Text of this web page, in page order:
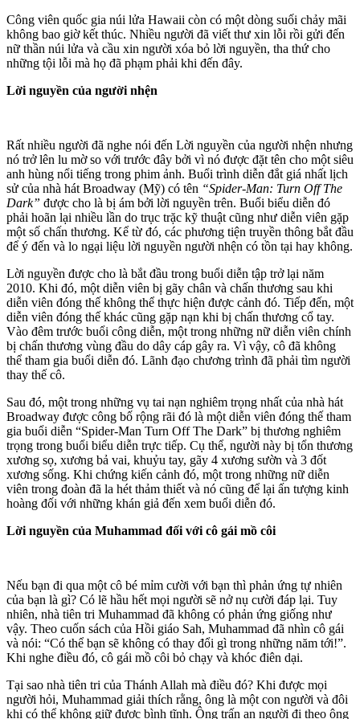
Công viên quốc gia núi lửa Hawaii còn có một dòng suối chảy mãi
không bao giờ kết thúc. Nhiều người đã viết thư xin lỗi rồi gửi đến
nữ thần núi lửa và cầu xin người xóa bỏ lời nguyền, tha thứ cho
những tội lỗi mà họ đã phạm phải khi đến đây.
Lời nguyền của người nhện
Rất nhiều người đã nghe nói đến Lời nguyền của người nhện nhưng
nó trở lên lu mờ so với trước đây bởi vì nó được đặt tên cho một siêu
anh hùng nổi tiếng trong phim ảnh. Buổi trình diễn đắt giá nhất lịch
sử của nhà hát Broadway (Mỹ) có tên “Spider-Man: Turn Off The
Dark” được cho là bị ám bởi lời nguyền trên. Buổi biểu diễn đó
phải hoãn lại nhiều lần do trục trặc kỹ thuật cũng như diễn viên gặp
một số chấn thương. Kể từ đó, các phương tiện truyền thông bắt đầu
để ý đến và lo ngại liệu lời nguyền người nhện có tồn tại hay không.
Lời nguyền được cho là bắt đầu trong buổi diễn tập trở lại năm
2010. Khi đó, một diễn viên bị gãy chân và chấn thương sau khi
diễn viên đóng thế không thể thực hiện được cảnh đó. Tiếp đến, một
diễn viên đóng thế khác cũng gặp nạn khi bị chấn thương cổ tay.
Vào đêm trước buổi công diễn, một trong những nữ diễn viên chính
bị chấn thương vùng đầu do dây cáp gây ra. Vì vậy, cô đã không
thể tham gia buổi diễn đó. Lãnh đạo chương trình đã phải tìm người
thay thế cô.
Sau đó, một trong những vụ tai nạn nghiêm trọng nhất của nhà hát
Broadway được công bố rộng rãi đó là một diễn viên đóng thế tham
gia buổi diễn “Spider-Man Turn Off The Dark” bị thương nghiêm
trọng trong buổi biểu diễn trực tiếp. Cụ thể, người này bị tổn thương
xương sọ, xương bả vai, khuỷu tay, gãy 4 xương sườn và 3 đốt
xương sống. Khi chứng kiến cảnh đó, một trong những nữ diễn
viên trong đoàn đã la hét thảm thiết và nó cũng để lại ấn tượng kinh
hoàng đối với những khán giả đến xem buổi diễn đó.
Lời nguyền của Muhammad đối với cô gái mồ côi
Nếu bạn đi qua một cô bé mỉm cười với bạn thì phản ứng tự nhiên
của bạn là gì? Có lẽ hầu hết mọi người sẽ nở nụ cười đáp lại. Tuy
nhiên, nhà tiên tri Muhammad đã không có phản ứng giống như
vậy. Theo cuốn sách của Hồi giáo Sah, Muhammad đã nhìn cô gái
và nói: “Có thể bạn sẽ không có thay đổi gì trong những năm tới!”.
Khi nghe điều đó, cô gái mồ côi bỏ chạy và khóc điên dại.
Tại sao nhà tiên tri của Thánh Allah mà điều đó? Khi được mọi
người hỏi, Muhammad giải thích rằng, ông là một con người và đôi
khi có thể không giữ được bình tĩnh. Ông trấn an người đi theo ông